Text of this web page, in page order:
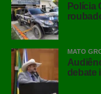
Polícia
MATO
debate